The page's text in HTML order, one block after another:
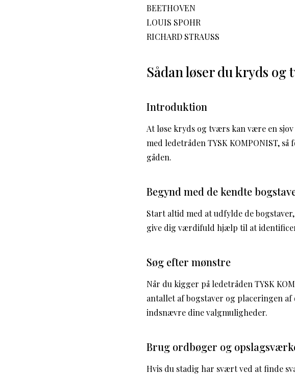
BEETHOVEN
LOUIS SPOHR
RICHARD STRAUSS
Sådan løser du kryds og
Introduktion
At løse kryds og tværs kan være en
med ledetråden TYSK KOMPONIST,
gåden.
Begynd med de kendte
Start altid med at udfylde de
give dig værdifuld hjælp til at
Søg efter mønstre
Når du kigger på ledetråden TYSK
antallet af bogstaver og placeringen
indsnævre dine valgmuligheder.
Brug ordbøger og
Hvis du stadig har svært ved at finde